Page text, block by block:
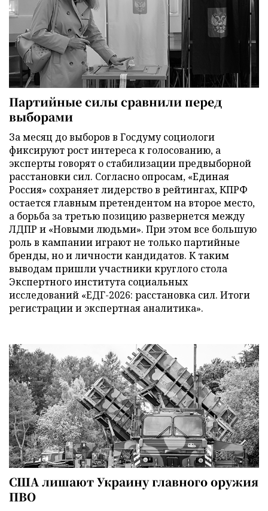
Партийные силы сравнили перед
выборами
За месяц до выборов в Госдуму социологи
фиксируют рост интереса к голосованию, а
эксперты говорят о стабилизации предвыборной
расстановки сил. Согласно опросам, «Единая
Россия» сохраняет лидерство в рейтингах, КПРФ
остается главным претендентом на второе место,
а борьба за третью позицию развернется между
ЛДПР и «Новыми людьми». При этом все большую
роль в кампании играют не только партийные
бренды, но и личности кандидатов. К таким
выводам пришли участники круглого стола
Экспертного института социальных
исследований «ЕДГ-2026: расстановка сил. Итоги
регистрации и экспертная аналитика».
США лишают Украину главного оружия
ПВО